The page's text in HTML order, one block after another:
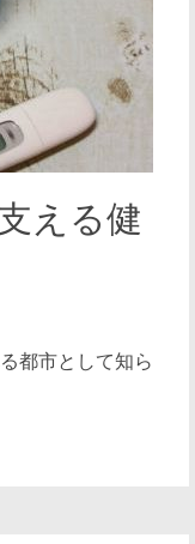
える健
都市として知ら